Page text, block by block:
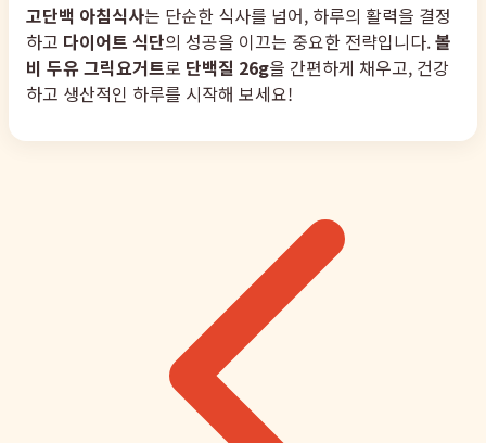
고단백 아침식사는 단순한 식사를 넘어, 하루의 활력을 결정
하고 다이어트 식단의 성공을 이끄는 중요한 전략입니다.볼
비 두유 그릭요거트로 단백질 26g을 간편하게 채우고, 건강
하고 생산적인 하루를 시작해 보세요!